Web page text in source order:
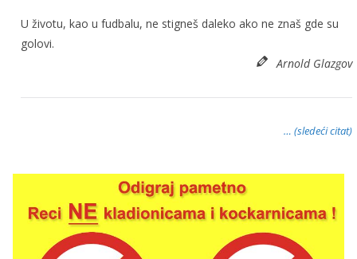
U životu, kao u fudbalu, ne stigneš daleko ako ne znaš gde su
golovi.
Arnold Glazgov
… (sledeći citat)